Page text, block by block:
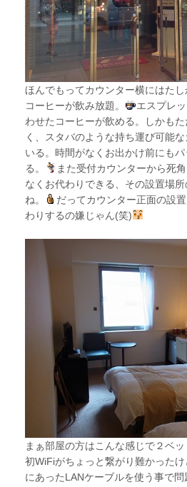
ほんでもってカウンター横にはた
コーヒーが飲み放題。
エスプレ
わせたコーヒーが飲める。しかも
く、スタバのような持ち運び可能
いる。時間がなくお出かけ前にも
る。
また受付カウンターから死
なくお代わりできる、その設置場
ね。
だってカウンター正面の設
わりするの嫌じゃん(笑)
まぁ部屋の方はこんな感じで２ベ
初WiFiがちょっと繋がり難かった
にあったLANケーブルを使う事で問